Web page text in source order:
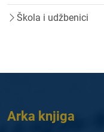
Škola i udžbenici
Arka knjiga